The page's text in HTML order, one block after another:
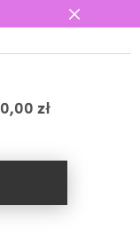
0,00 zł